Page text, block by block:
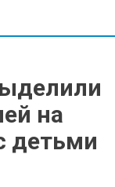
на
детьми